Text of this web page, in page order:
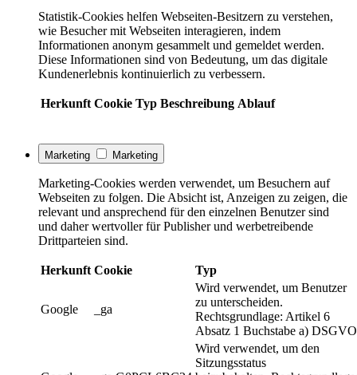
Statistik-Cookies helfen Webseiten-Besitzern zu verstehen,
wie Besucher mit Webseiten interagieren, indem
Informationen anonym gesammelt und gemeldet werden.
Diese Informationen sind von Bedeutung, um das digitale
Kundenerlebnis kontinuierlich zu verbessern.
Herkunft Cookie Typ Beschreibung Ablauf
Marketing Marketing
Marketing-Cookies werden verwendet, um Besuchern auf
Webseiten zu folgen. Die Absicht ist, Anzeigen zu zeigen, die
relevant und ansprechend für den einzelnen Benutzer sind
und daher wertvoller für Publisher und werbetreibende
Drittparteien sind.
Herkunft Cookie Typ
Google _ga
Wird verwendet, um Benutzer
zu unterscheiden.
Rechtsgrundlage: Artikel 6
Absatz 1 Buchstabe a) DSGVO
Wird verwendet, um den
Sitzungsstatus